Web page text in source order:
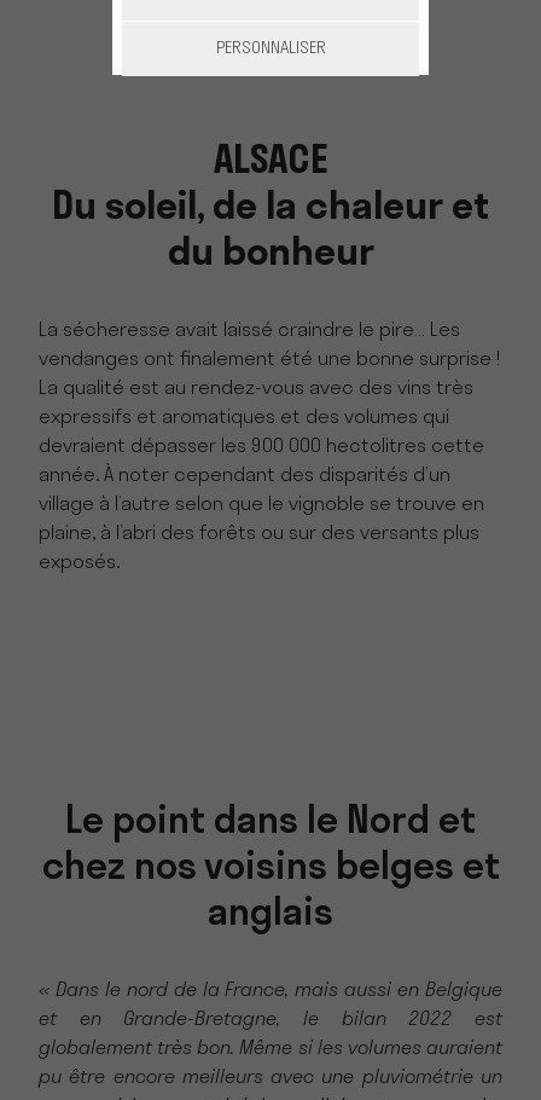
ALSACE
Du soleil, de la chaleur et
du bonheur
La sécheresse avait laissé craindre le pire… Les
vendanges ont finalement été une bonne surprise !
La qualité est au rendez-vous avec des vins très
expressifs et aromatiques et des volumes qui
devraient dépasser les 900 000 hectolitres cette
année. À noter cependant des disparités d’un
village à l’autre selon que le vignoble se trouve en
plaine, à l’abri des forêts ou sur des versants plus
exposés.
Le point dans le Nord et
chez nos voisins belges et
anglais
« Dans le nord de la France, mais aussi en Belgique
et en Grande-Bretagne, le bilan 2022 est
globalement très bon. Même si les volumes auraient
pu être encore meilleurs avec une pluviométrie un
PERSONNALISER